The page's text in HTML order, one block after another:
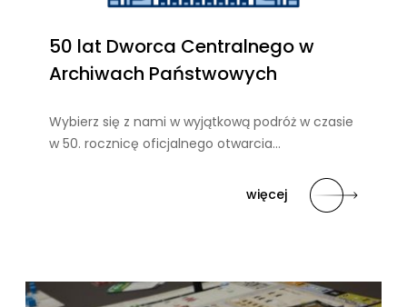
50 lat Dworca Centralnego w
Archiwach Państwowych
Wybierz się z nami w wyjątkową podróż w czasie
w 50. rocznicę oficjalnego otwarcia…
więcej